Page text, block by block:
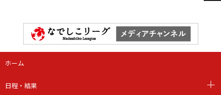
ホーム
日程・結果